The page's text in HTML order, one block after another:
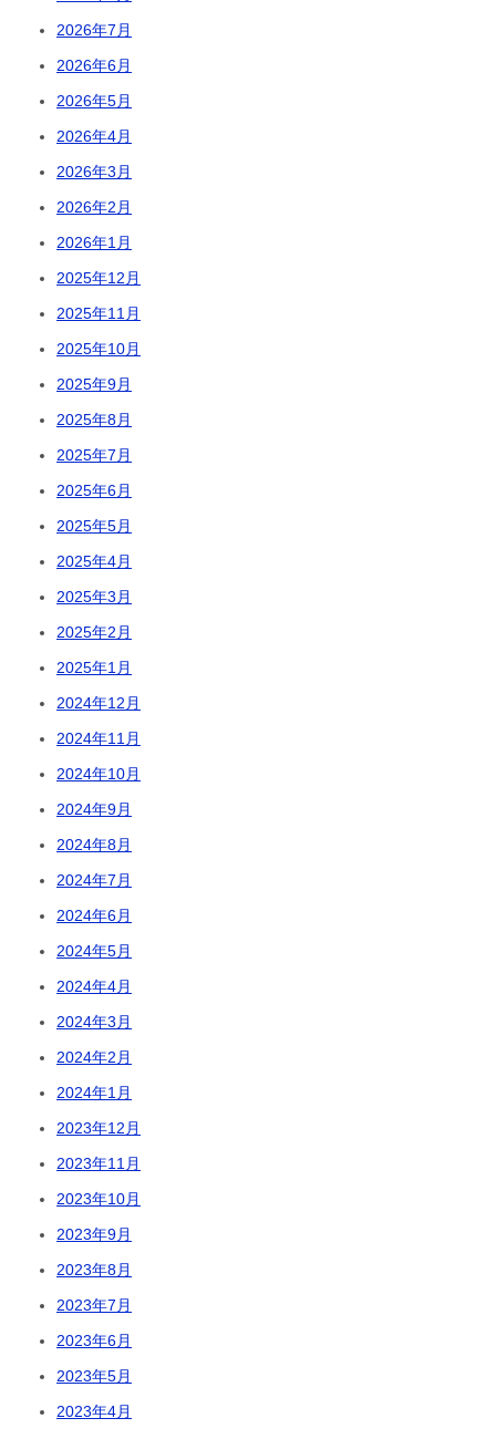
2026年7月
2026年6月
2026年5月
2026年4月
2026年3月
2026年2月
2026年1月
2025年12月
2025年11月
2025年10月
2025年9月
2025年8月
2025年7月
2025年6月
2025年5月
2025年4月
2025年3月
2025年2月
2025年1月
2024年12月
2024年11月
2024年10月
2024年9月
2024年8月
2024年7月
2024年6月
2024年5月
2024年4月
2024年3月
2024年2月
2024年1月
2023年12月
2023年11月
2023年10月
2023年9月
2023年8月
2023年7月
2023年6月
2023年5月
2023年4月